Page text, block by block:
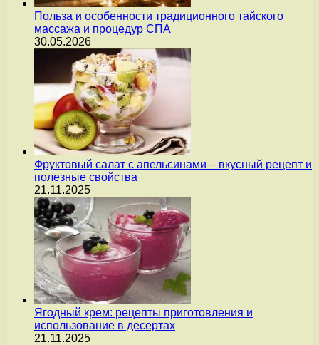
Польза и особенности традиционного тайского
массажа и процедур СПА
30.05.2026
Фруктовый салат с апельсинами – вкусный рецепт и
полезные свойства
21.11.2025
Ягодный крем: рецепты приготовления и
использование в десертах
21.11.2025